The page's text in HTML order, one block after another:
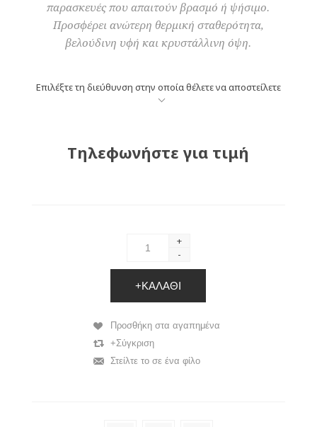
παρασκευές που απαιτούν βρασμό ή ψήσιμο.
Προσφέρει ανώτερη θερμική σταθερότητα,
βελούδινη υφή και κρυστάλλινη όψη.
Επιλέξτε τη διεύθυνση στην οποία θέλετε να αποστείλετε
Τηλεφωνήστε για τιμή
+
-
+ΚΑΛΆΘΙ
Προσθήκη στα αγαπημένα
+Σύγκριση
Στείλτε το σε ένα φίλο